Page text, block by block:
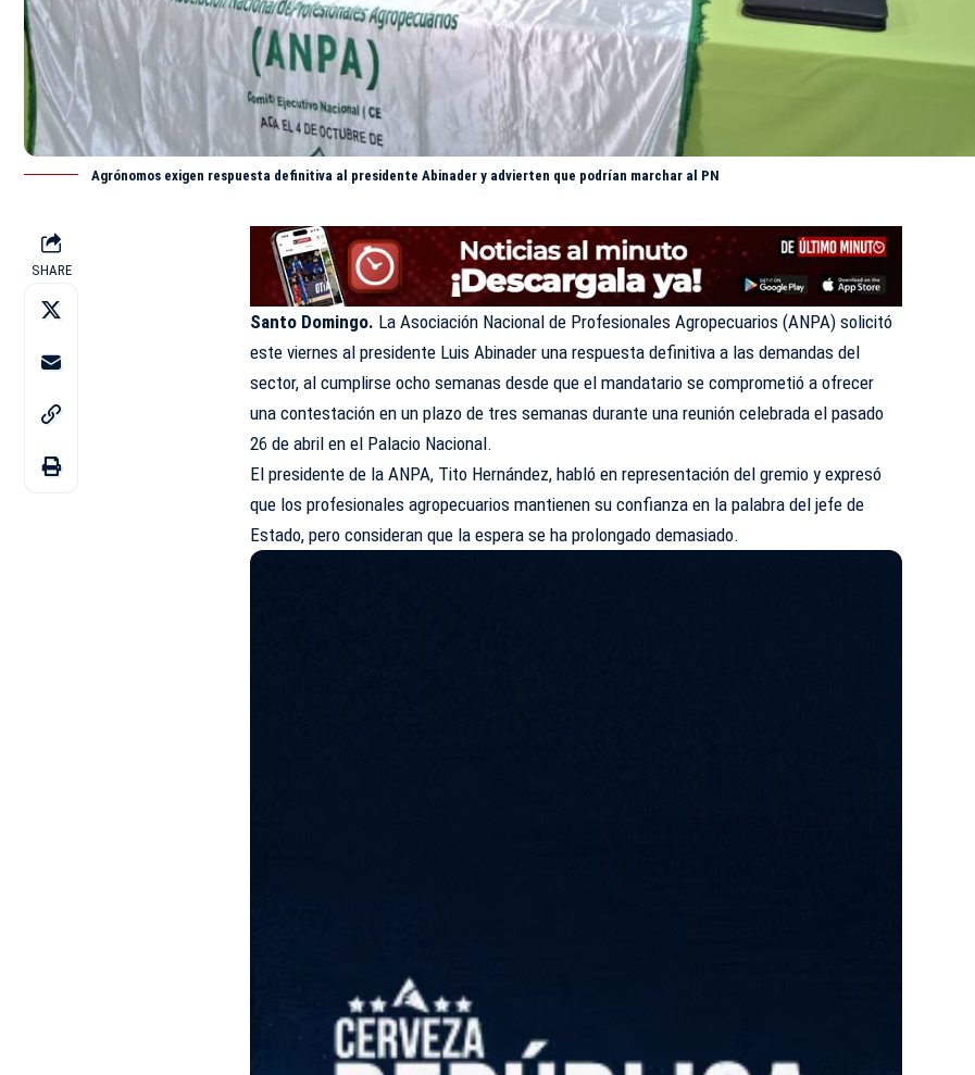
Agrónomos exigen respuesta definitiva al presidente Abinader y advierten que podrían marchar al PN
SHARE
Santo Domingo. La Asociación Nacional de Profesionales Agropecuarios (ANPA) solicitó
este viernes al presidente Luis Abinader una respuesta definitiva a las demandas del
sector, al cumplirse ocho semanas desde que el mandatario se comprometió a ofrecer
una contestación en un plazo de tres semanas durante una reunión celebrada el pasado
26 de abril en el Palacio Nacional.
El presidente de la ANPA, Tito Hernández, habló en representación del gremio y expresó
que los profesionales agropecuarios mantienen su confianza en la palabra del jefe de
Estado, pero consideran que la espera se ha prolongado demasiado.